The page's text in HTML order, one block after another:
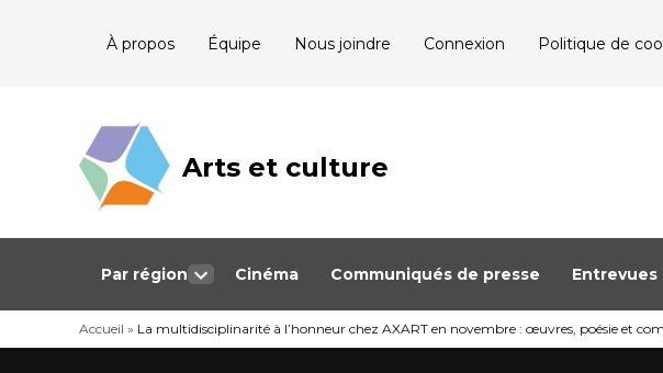
À propos Équipe Nous joindre Connexion Politique de
Arts et culture
Journalisme
Québec
Par région
dropdown
menu
Cinéma Communiqués de presse Entrevues
Accueil » La multidisciplinarité à l’honneur chez AXART en novembre : œuvres, poésie et